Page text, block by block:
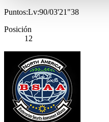
Puntos:Lv:90/03'21"38
Posición
12